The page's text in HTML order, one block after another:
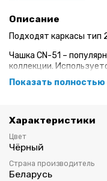
Описание
Подходят каркасы тип
Чашка CN-51 –
коллекции.
бюстгальтеров, так и
комфорт и красивую
Цвет: черный
Показать полностью
Характеристики
Цвет
Чёрный
Страна производитель
Беларусь